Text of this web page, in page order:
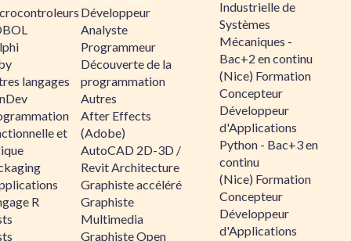
langages
et
R
Développeur
Analyste
Programmeur
Découverte de la
programmation
Autres
After Effects
(Adobe)
AutoCAD 2D-3D /
Revit Architecture
Graphiste accéléré
Graphiste
Multimedia
Graphiste Open
Industrielle de
Systèmes
Mécaniques -
Bac+2 en continu
(Nice) Formation
Concepteur
Développeur
d'Applications
Python - Bac+3 en
continu
(Nice) Formation
Concepteur
Développeur
d'Applications